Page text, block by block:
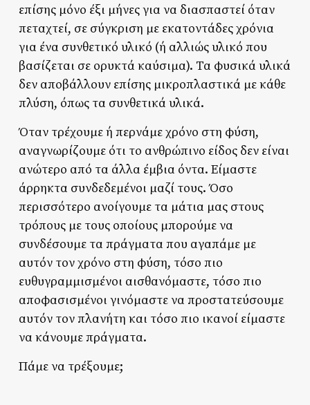
επίσης μόνο έξι μήνες για να διασπαστεί όταν
πεταχτεί, σε σύγκριση με εκατοντάδες χρόνια
για ένα συνθετικό υλικό (ή αλλιώς υλικό που
βασίζεται σε ορυκτά καύσιμα). Τα φυσικά υλικά
δεν αποβάλλουν επίσης μικροπλαστικά με κάθε
πλύση, όπως τα συνθετικά υλικά.
Όταν τρέχουμε ή περνάμε χρόνο στη φύση,
αναγνωρίζουμε ότι το ανθρώπινο είδος δεν είναι
ανώτερο από τα άλλα έμβια όντα. Είμαστε
άρρηκτα συνδεδεμένοι μαζί τους. Όσο
περισσότερο ανοίγουμε τα μάτια μας στους
τρόπους με τους οποίους μπορούμε να
συνδέσουμε τα πράγματα που αγαπάμε με
αυτόν τον χρόνο στη φύση, τόσο πιο
ευθυγραμμισμένοι αισθανόμαστε, τόσο πιο
αποφασισμένοι γινόμαστε να προστατεύσουμε
αυτόν τον πλανήτη και τόσο πιο ικανοί είμαστε
να κάνουμε πράγματα.
Πάμε να τρέξουμε;